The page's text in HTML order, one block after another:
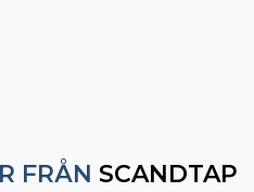
FRÅN SCANDTAP